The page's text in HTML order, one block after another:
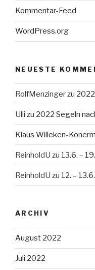
Kommentar-Feed
WordPress.org
NEUESTE
RolfMenzingerzu
Ulli zu 2022 Segeln
Klaus Willeken-
ReinholdU zu 13.6. –
ReinholdU zu 12. –
ARCHIV
August 2022
Juli 2022